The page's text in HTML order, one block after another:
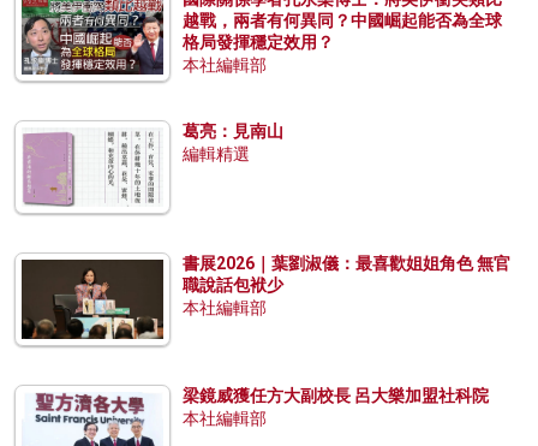
越戰，兩者有何異同？中國崛起能否為全球
格局發揮穩定效用？
本社編輯部
葛亮：見南山
編輯精選
書展2026｜葉劉淑儀：最喜歡姐姐角色 無官
職說話包袱少
本社編輯部
梁鏡威獲任方大副校長 呂大樂加盟社科院
本社編輯部